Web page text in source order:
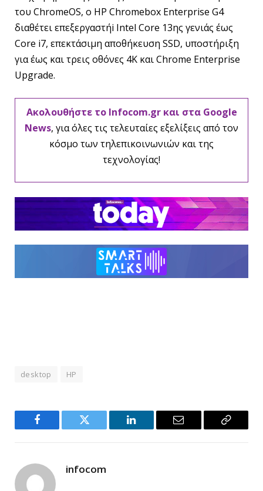
του ChromeOS, ο HP Chromebox Enterprise G4
διαθέτει επεξεργαστήi Intel Core 13ης γενιάς έως
Core i7, επεκτάσιμη αποθήκευση SSD, υποστήριξη
για έως και τρεις οθόνες 4K και Chrome Enterprise
Upgrade.
Ακολουθήστε το Infocom.gr και στα Google
News, για όλες τις τελευταίες εξελίξεις από τον
κόσμο των τηλεπικοινωνιών και της
τεχνολογίας!
desktop ΗΡ
Facebook Twitter LinkedIn Email
Copy
infocom